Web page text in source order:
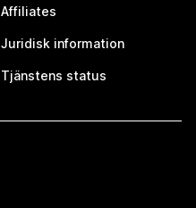
Affiliates
Juridisk information
Tjänstens status